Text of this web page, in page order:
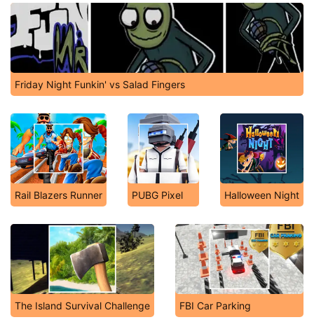
Friday Night Funkin' vs Salad Fingers
Rail Blazers Runner PUBG Pixel Halloween Night
The Island Survival Challenge FBI Car Parking